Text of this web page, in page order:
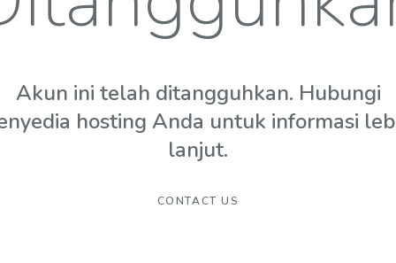
Akun ini telah ditangguhkan. Hubungi
hosting Anda untuk informasi
lanjut.
CONTACT US